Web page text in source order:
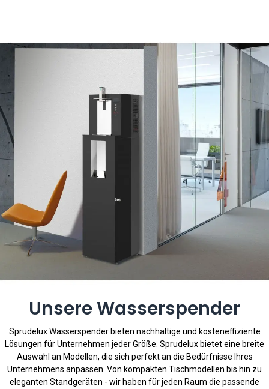
Unsere Wasserspender
Sprudelux Wasserspender bieten nachhaltige und kosteneffiziente
Lösungen für Unternehmen jeder Größe. Sprudelux bietet eine breite
Auswahl an Modellen, die sich perfekt an die Bedürfnisse Ihres
Unternehmens anpassen. Von kompakten Tischmodellen bis hin zu
eleganten Standgeräten - wir haben für jeden Raum die passende